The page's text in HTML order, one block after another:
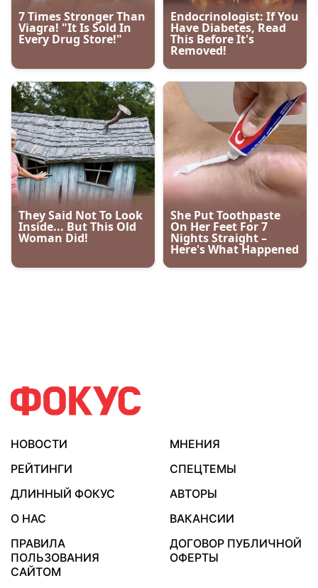
НОВОСТИ
МНЕНИЯ
РЕЙТИНГИ
СПЕЦТЕМЫ
ДЛИННЫЙ ФОКУС
АВТОРЫ
О НАС
ВАКАНСИИ
ПРАВИЛА
ПОЛЬЗОВАНИЯ
САЙТОМ
ДОГОВОР ПУБЛИЧНОЙ
ОФЕРТЫ